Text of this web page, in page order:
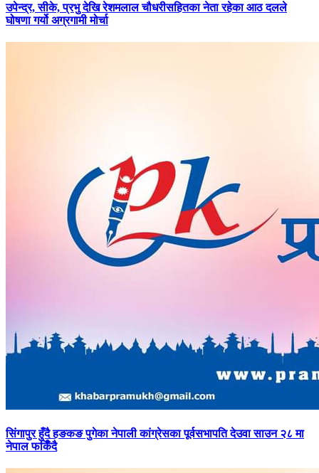
उपेन्द्र,सीके, प्रभु देखि रेशमलाल चौधरीसहितका नेता रहेका आठ दलले
घोषणा गर्यो अग्रगामी मोर्चा
सिंगापुरहुँदै हङकङ पुगेका नेपाली कांग्रेसका पूर्वसभापति देउवा साउन २८ मा
नेपाल फर्किँदै